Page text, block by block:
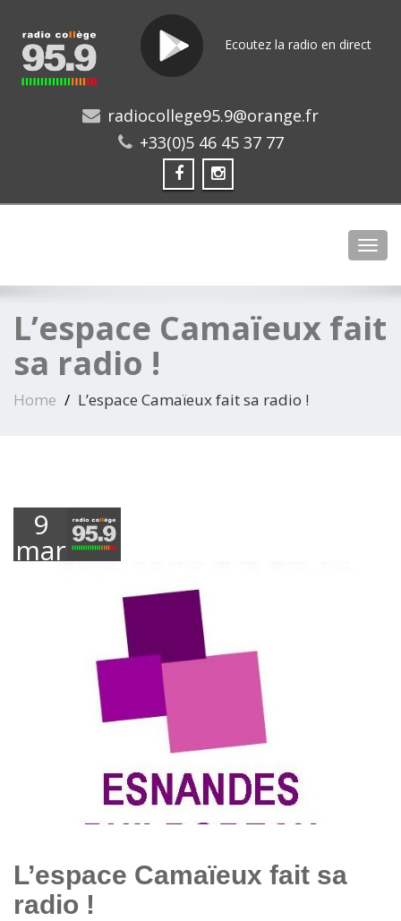
Ecoutez la radio en direct
radiocollege95.9@orange.fr
+33(0)5 46 45 37 77
L’espace Camaïeux fait
sa radio !
Home L’espace Camaïeux fait sa radio !
9
mars
L’espace Camaïeux fait sa
radio !